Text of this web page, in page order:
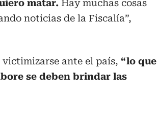
matar. Hay muchas cosas
noticias de la Fiscalía”,
ante el país, “lo que
se deben brindar las